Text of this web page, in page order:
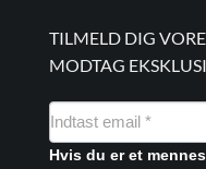
TILMELD DIG
MODTAG
NYHEDSMAIL
FORMULAR
Hvis du er et